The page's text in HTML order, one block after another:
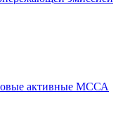
активные МССА